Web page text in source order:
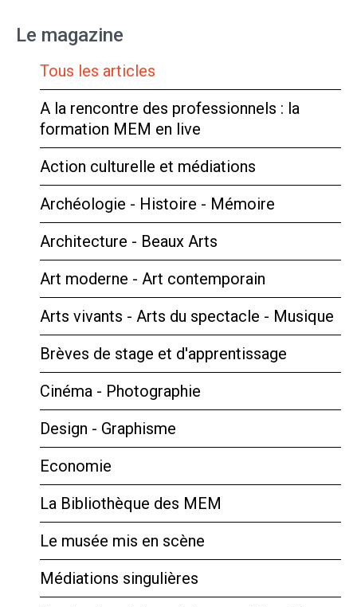
Le magazine
Tous les articles
A la rencontre des professionnels : la
formation MEM en live
Action culturelle et médiations
Archéologie - Histoire - Mémoire
Architecture - Beaux Arts
Art moderne - Art contemporain
Arts vivants - Arts du spectacle - Musique
Brèves de stage et d'apprentissage
Cinéma - Photographie
Design - Graphisme
Economie
La Bibliothèque des MEM
Le musée mis en scène
Médiations singulières